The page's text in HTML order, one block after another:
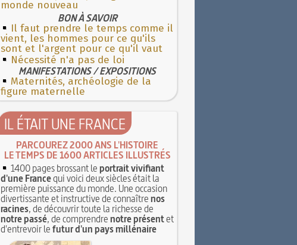
monde nouveau
BON À SAVOIR
Il faut prendre le temps comme il
vient, les hommes pour ce qu'ils
sont et l'argent pour ce qu'il vaut
Nécessité n'a pas de loi
MANIFESTATIONS / EXPOSITIONS
Maternités, archéologie de la
figure maternelle
IL ÉTAIT UNE FRANCE
PARCOUREZ 2000 ANS L'HISTOIRE
LE TEMPS DE 1600 ARTICLES ILLUSTRÉS
1400 pages brossant leportrait vivifiant
d'une Francequi voici deux siècles était la
première puissance du monde. Une occasion
divertissante et instructive de connaîtrenos
racines, de découvrir toute la richesse de
notre passé, de comprendrenotre présentet
d'entrevoir lefutur d'un pays millénaire